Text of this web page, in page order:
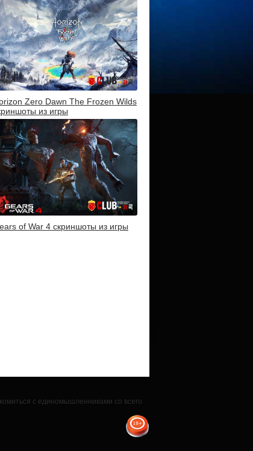
Zero Dawn The Frozen Wilds
из игры
of War 4 скриншоты из игры
с единомышленниками со всего